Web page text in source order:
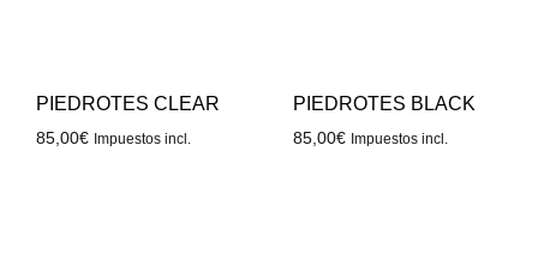
PIEDROTES CLEAR
85,00€ Impuestos incl.
PIEDROTES BLACK
85,00€ Impuestos incl.